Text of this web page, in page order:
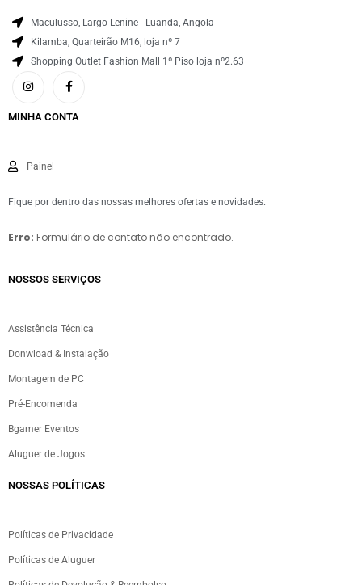
Maculusso, Largo Lenine - Luanda, Angola
Kilamba, Quarteirão M16, loja nº 7
Shopping Outlet Fashion Mall 1º Piso loja nº2.63
MINHA CONTA
Painel
Fique por dentro das nossas melhores ofertas e novidades.
Erro: Formulário de contato não encontrado.
NOSSOS SERVIÇOS​
Assistência Técnica
Donwload & Instalação
Montagem de PC
Pré-Encomenda
Bgamer Eventos
Aluguer de Jogos
NOSSAS POLÍTICAS
Políticas de Privacidade
Políticas de Aluguer